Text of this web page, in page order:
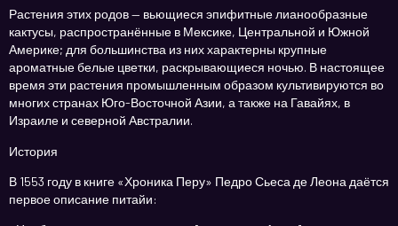
Растения этих родов — вьющиеся эпифитные лианообразные
кактусы, распространённые в Мексике, Центральной и Южной
Америке; для большинства из них характерны крупные
ароматные белые цветки, раскрывающиеся ночью. В настоящее
время эти растения промышленным образом культивируются во
многих странах Юго-Восточной Азии, а также на Гавайях, в
Израиле и северной Австралии.
История
В 1553 году в книге «Хроника Перу» Педро Сьеса де Леона даётся
первое описание питайи: